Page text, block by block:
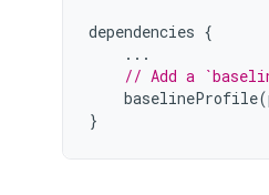
dependencies {
...
// Add a
baselineProfile(
}